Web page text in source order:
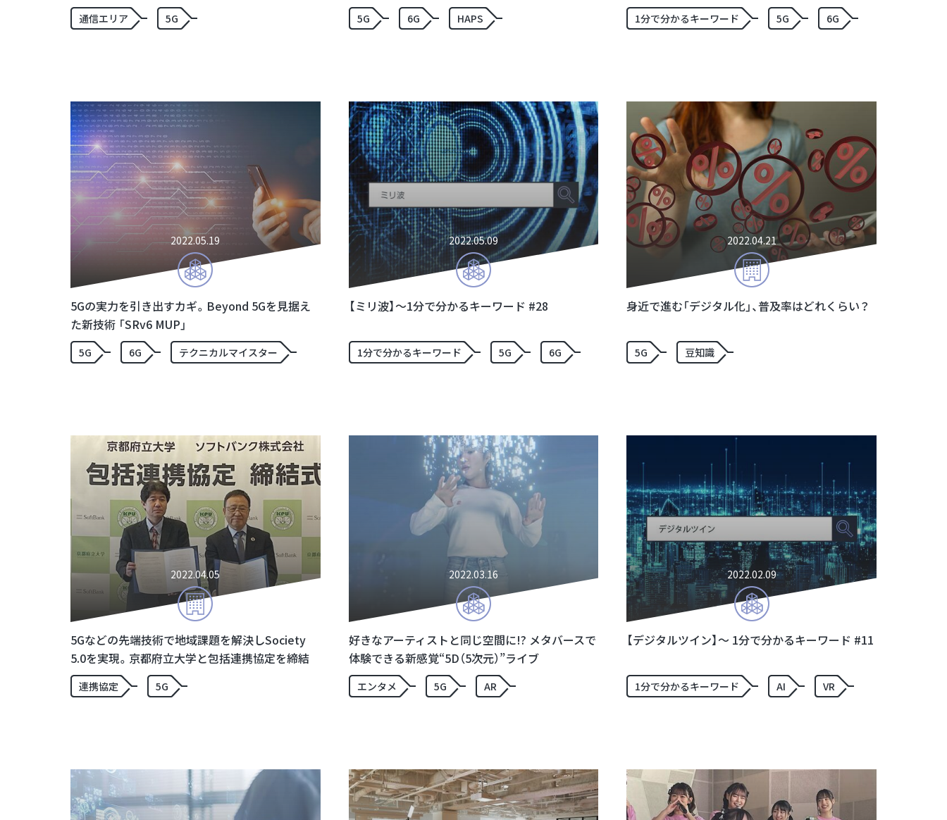
通信エリア 5G 5G 6G HAPS 1分で分かるキーワード 5G 6G
5G 6G テクニカルマイスター
2022.05.19
5Gの実力を引き出すカギ。Beyond 5Gを見据え
た新技術 「SRv6 MUP」
1分で分かるキーワード 5G 6G
2022.05.09
【ミリ波】〜1分で分かるキーワード #28
5G 豆知識
2022.04.21
身近で進む「デジタル化」、普及率はどれくらい？
連携協定 5G
2022.04.05
5Gなどの先端技術で地域課題を解決しSociety
5.0を実現。京都府立大学と包括連携協定を締結
エンタメ 5G AR
2022.03.16
好きなアーティストと同じ空間に!? メタバースで
体験できる新感覚“5D（5次元）”ライブ
1分で分かるキーワード AI VR
2022.02.09
【デジタルツイン】～ 1分で分かるキーワード #11